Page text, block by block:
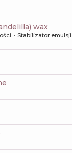
wax
Stabilizator emulsji